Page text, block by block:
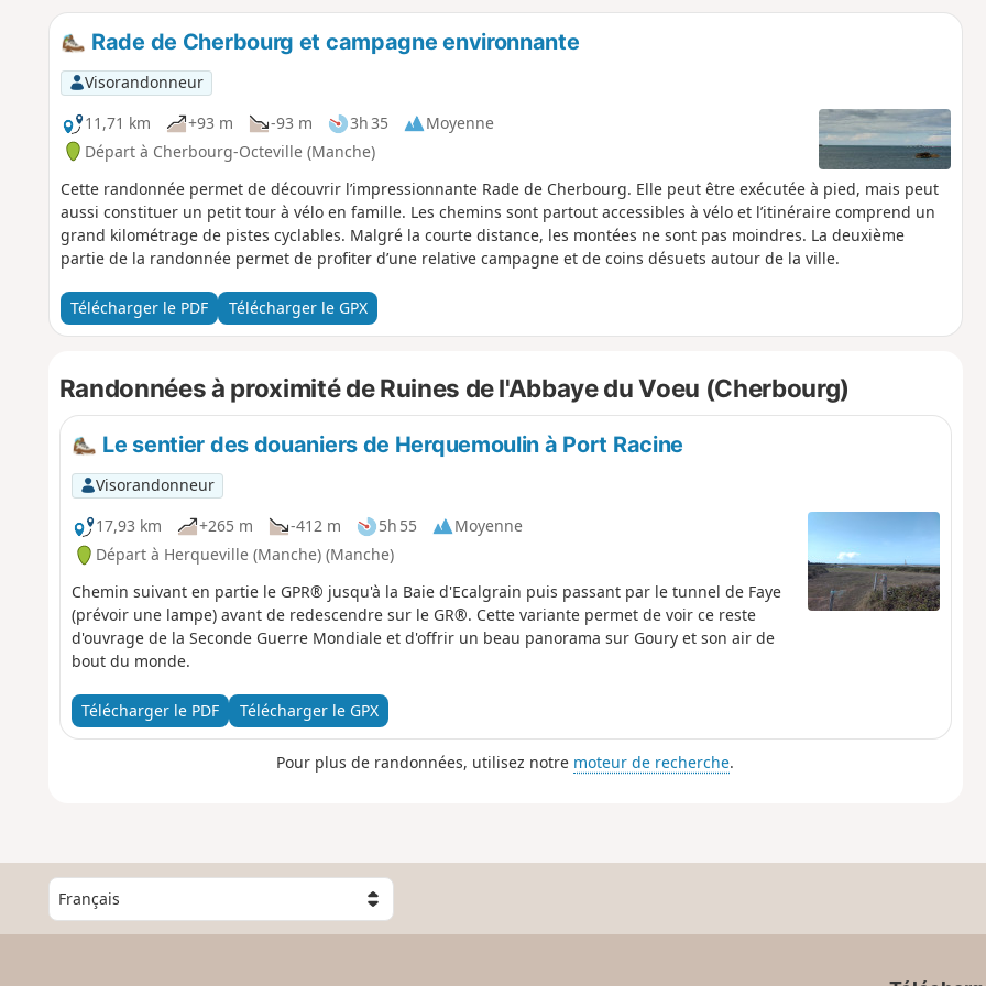
Rade de Cherbourg et campagne environnante
Visorandonneur
11,71 km
+93 m -93 m 3h 35
Moyenne
Départ à Cherbourg-Octeville (Manche)
Cette randonnée permet de découvrir l’impressionnante Rade de Cherbourg. Elle peut être exécutée à pied, mais peut
aussi constituer un petit tour à vélo en famille. Les chemins sont partout accessibles à vélo et l’itinéraire comprend un
grand kilométrage de pistes cyclables. Malgré la courte distance, les montées ne sont pas moindres. La deuxième
partie de la randonnée permet de profiter d’une relative campagne et de coins désuets autour de la ville.
Télécharger le PDF Télécharger le GPX
Randonnées à proximité de Ruines de l'Abbaye du Voeu (Cherbourg)
Le sentier des douaniers de Herquemoulin à Port Racine
Visorandonneur
17,93 km
+265 m -412 m 5h 55
Moyenne
Départ à Herqueville (Manche) (Manche)
Chemin suivant en partie le GPR® jusqu'à la Baie d'Ecalgrain puis passant par le tunnel de Faye
(prévoir une lampe) avant de redescendre sur le GR®. Cette variante permet de voir ce reste
d'ouvrage de la Seconde Guerre Mondiale et d'offrir un beau panorama sur Goury et son air de
bout du monde.
Télécharger le PDF Télécharger le GPX
Pour plus de randonnées, utilisez notre moteur de recherche.
C
h
o